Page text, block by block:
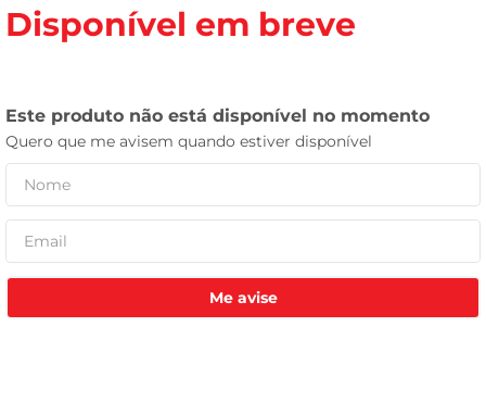
Disponível em breve
Me avise
leite
celular